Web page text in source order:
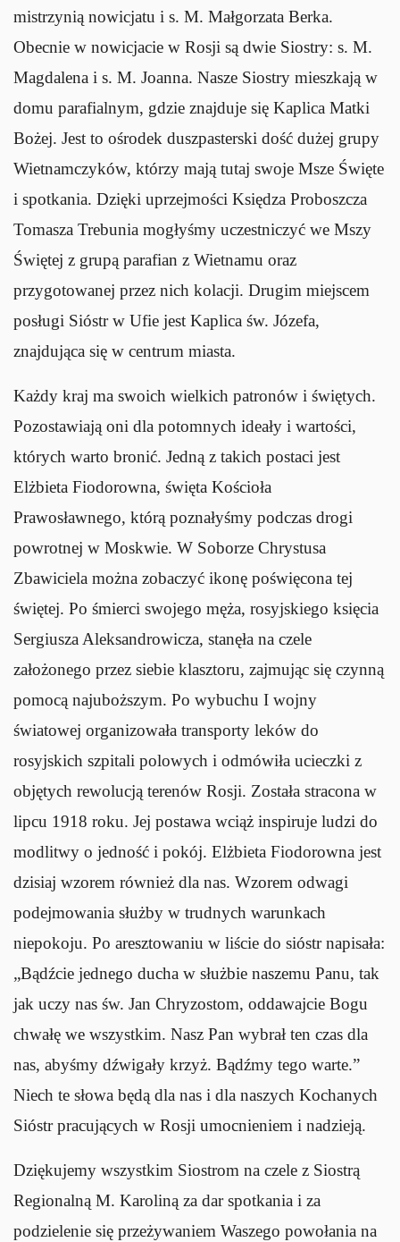
mistrzynią nowicjatu i s. M. Małgorzata Berka.
Obecnie w nowicjacie w Rosji są dwie Siostry: s. M.
Magdalena i s. M. Joanna. Nasze Siostry mieszkają w
domu parafialnym, gdzie znajduje się Kaplica Matki
Bożej. Jest to ośrodek duszpasterski dość dużej grupy
Wietnamczyków, którzy mają tutaj swoje Msze Święte
i spotkania. Dzięki uprzejmości Księdza Proboszcza
Tomasza Trebunia mogłyśmy uczestniczyć we Mszy
Świętej z grupą parafian z Wietnamu oraz
przygotowanej przez nich kolacji. Drugim miejscem
posługi Sióstr w Ufie jest Kaplica św. Józefa,
znajdująca się w centrum miasta.
Każdy kraj ma swoich wielkich patronów i świętych.
Pozostawiają oni dla potomnych ideały i wartości,
których warto bronić. Jedną z takich postaci jest
Elżbieta Fiodorowna, święta Kościoła
Prawosławnego, którą poznałyśmy podczas drogi
powrotnej w Moskwie. W Soborze Chrystusa
Zbawiciela można zobaczyć ikonę poświęcona tej
świętej. Po śmierci swojego męża, rosyjskiego księcia
Sergiusza Aleksandrowicza, stanęła na czele
założonego przez siebie klasztoru, zajmując się czynną
pomocą najuboższym. Po wybuchu I wojny
światowej organizowała transporty leków do
rosyjskich szpitali polowych i odmówiła ucieczki z
objętych rewolucją terenów Rosji. Została stracona w
lipcu 1918 roku. Jej postawa wciąż inspiruje ludzi do
modlitwy o jedność i pokój. Elżbieta Fiodorowna jest
dzisiaj wzorem również dla nas. Wzorem odwagi
podejmowania służby w trudnych warunkach
niepokoju. Po aresztowaniu w liście do sióstr napisała:
„Bądźcie jednego ducha w służbie naszemu Panu, tak
jak uczy nas św. Jan Chryzostom, oddawajcie Bogu
chwałę we wszystkim. Nasz Pan wybrał ten czas dla
nas, abyśmy dźwigały krzyż. Bądźmy tego warte.”
Niech te słowa będą dla nas i dla naszych Kochanych
Sióstr pracujących w Rosji umocnieniem i nadzieją.
Dziękujemy wszystkim Siostrom na czele z Siostrą
Regionalną M. Karoliną za dar spotkania i za
podzielenie się przeżywaniem Waszego powołania na